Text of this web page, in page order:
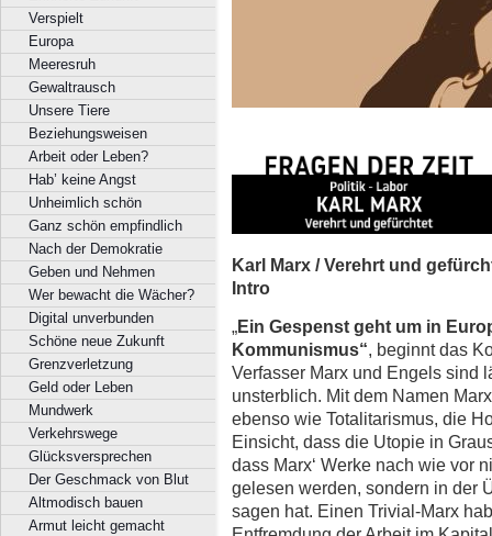
Verspielt
Europa
Meeresruh
Gewaltrausch
Unsere Tiere
Beziehungsweisen
Arbeit oder Leben?
Hab’ keine Angst
Unheimlich schön
Ganz schön empfindlich
Nach der Demokratie
Geben und Nehmen
Wer bewacht die Wächer?
Digital unverbunden
Schöne neue Zukunft
Grenzverletzung
Geld oder Leben
Mundwerk
Verkehrswege
Glücksversprechen
Der Geschmack von Blut
Altmodisch bauen
Armut leicht gemacht
Karl Marx / Verehrt und
Intro
„Ein Gespenst geht um in
Kommunismus“, beginnt das
Verfasser Marx und Engels sind
unsterblich. Mit dem Namen
ebenso wie Totalitarismus, die
Einsicht, dass die Utopie in
dass Marx‘ Werke nach wie vor
gelesen werden, sondern in der
sagen hat. Einen Trivial-Marx